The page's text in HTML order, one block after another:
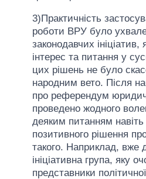
3)Практичність
роботи ВРУ було
законодавчих ініціатив,
інтерес та питання у
цих рішень не було
народним вето. Після
про референдум
проведено жодного
деяким питанням
позитивного рішення
такого. Наприклад, вже
ініціативна група, яку
представники